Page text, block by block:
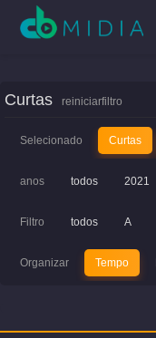
Curtas reiniciarfiltro
Selecionado Curtas
anos todos 2021
Filtro todos A
Organizar Tempo